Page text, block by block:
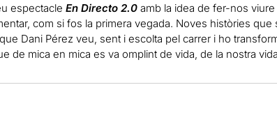
espectacle En Directo 2.0 amb la idea de fer-nos viure
com si fos la primera vegada. Noves històries que
Dani Pérez veu, sent i escolta pel carrer i ho
de mica en mica es va omplint de vida, de la nostra